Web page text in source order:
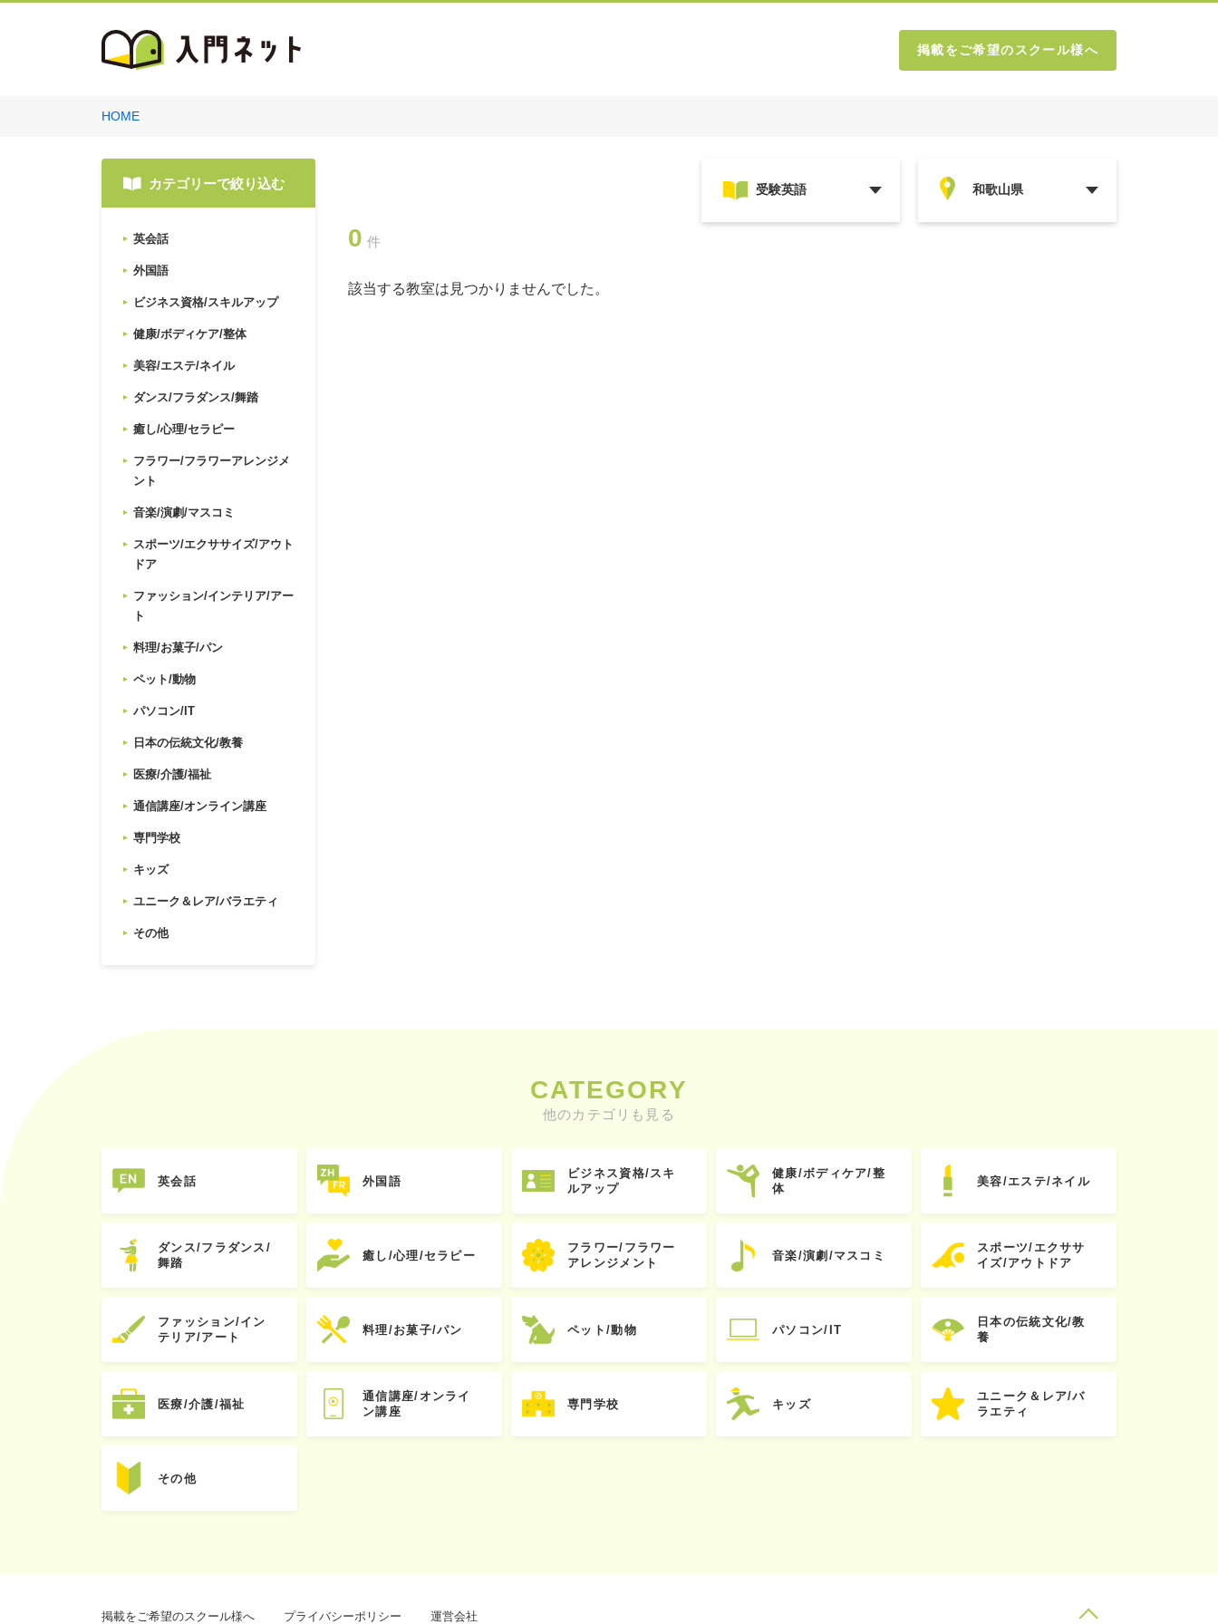
掲載をご希望のスクール様へ
HOME
カテゴリーで絞り込む
英会話
外国語
ビジネス資格/スキルアップ
健康/ボディケア/整体
美容/エステ/ネイル
ダンス/フラダンス/舞踏
癒し/心理/セラピー
フラワー/フラワーアレンジメ
ント
音楽/演劇/マスコミ
スポーツ/エクササイズ/アウト
ドア
ファッション/インテリア/アー
ト
料理/お菓子/パン
ペット/動物
パソコン/IT
日本の伝統文化/教養
医療/介護/福祉
通信講座/オンライン講座
専門学校
キッズ
ユニーク＆レア/バラエティ
その他
0 件
該当する教室は見つかりませんでした。
CATEGORY
他のカテゴリも見る
英会話 外国語
ビジネス資格/スキ
ルアップ
健康/ボディケア/整
体
美容/エステ/ネイル
ダンス/フラダンス/
舞踏
癒し/心理/セラピー
フラワー/フラワー
アレンジメント
音楽/演劇/マスコミ
スポーツ/エクササ
イズ/アウトドア
ファッション/イン
テリア/アート
料理/お菓子/パン ペット/動物 パソコン/IT
日本の伝統文化/教
養
医療/介護/福祉
通信講座/オンライ
ン講座
専門学校 キッズ
ユニーク＆レア/バ
ラエティ
その他
掲載をご希望のスクール様へ プライバシーポリシー 運営会社